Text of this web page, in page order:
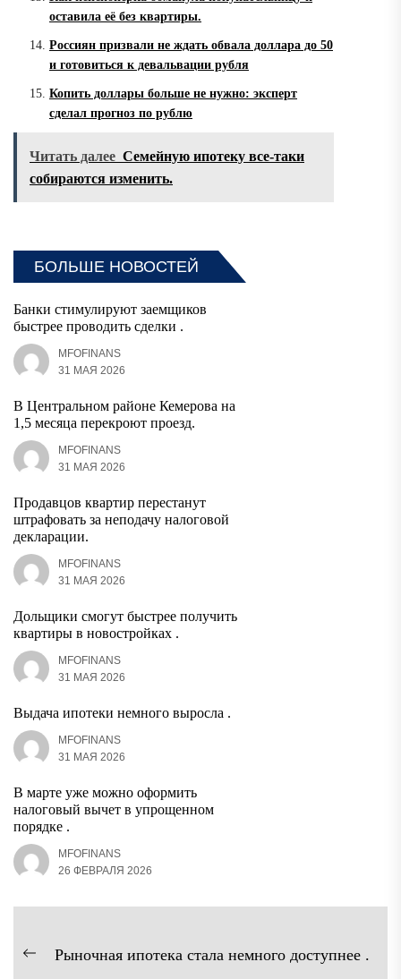
оставила её без квартиры.
Россиян призвали не ждать обвала доллара до 50
и готовиться к девальвации рубля
Копить доллары больше не нужно: эксперт
сделал прогноз по рублю
Читать далее Семейную ипотеку все-таки
собираются изменить.
БОЛЬШЕ НОВОСТЕЙ
Банки стимулируют заемщиков
быстрее проводить сделки .
MFOFINANS
31 МАЯ 2026
В Центральном районе Кемерова на
1,5 месяца перекроют проезд.
MFOFINANS
31 МАЯ 2026
Продавцов квартир перестанут
штрафовать за неподачу налоговой
декларации.
MFOFINANS
31 МАЯ 2026
Дольщики смогут быстрее получить
квартиры в новостройках .
MFOFINANS
31 МАЯ 2026
Выдача ипотеки немного выросла .
MFOFINANS
31 МАЯ 2026
В марте уже можно оформить
налоговый вычет в упрощенном
порядке .
MFOFINANS
26 ФЕВРАЛЯ 2026
Навигация
Предыдущая
Рыночная ипотека стала немного доступнее .